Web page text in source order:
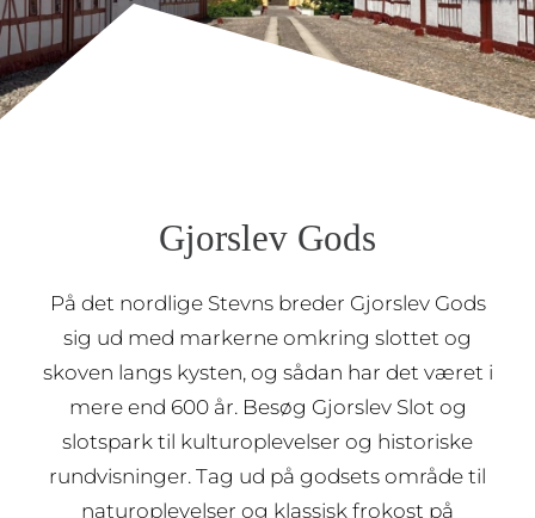
Gjorslev Gods
På det nordlige Stevns breder Gjorslev Gods
sig ud med markerne omkring slottet og
skoven langs kysten, og sådan har det været i
mere end 600 år. Besøg Gjorslev Slot og
slotspark til kulturoplevelser og historiske
rundvisninger. Tag ud på godsets område til
naturoplevelser og klassisk frokost på